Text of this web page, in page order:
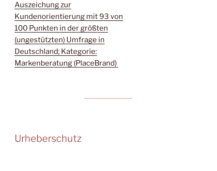
Auszeichung zur
Kundenorientierung mit 93 von
100 Punkten in der größten
(ungestützten) Umfrage in
Deutschland; Kategorie:
Markenberatung (PlaceBrand)
Urheberschutz